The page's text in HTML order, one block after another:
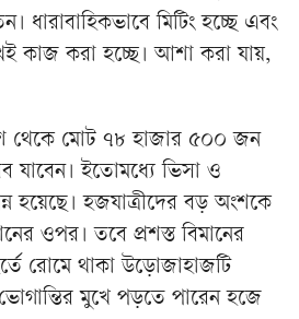
ধারাবাহিকভাবে মিটিং হচ্ছে এবং
কাজ করা হচ্ছে। আশা করা যায়,
থেকে মোট ৭৮ হাজার ৫০০ জন
ইতোমধ্যে ভিসা ও
হয়েছে। হজযাত্রীদের বড় অংশকে
ওপর। তবে প্রশস্ত বিমানের
রোমে থাকা উড়োজাহাজটি
মুখে পড়তে পারেন হজে